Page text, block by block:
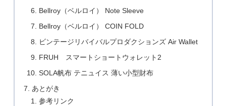
Bellroy（ベルロイ） Note Sleeve
Bellroy（ベルロイ） COIN FOLD
ビンテージリバイバルプロダクションズ Air Wallet
FRUH スマートショートウォレット2
SOLA帆布 テニュイス 薄い小型財布
あとがき
参考リンク